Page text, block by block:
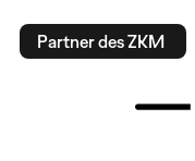
Partner des ZKM